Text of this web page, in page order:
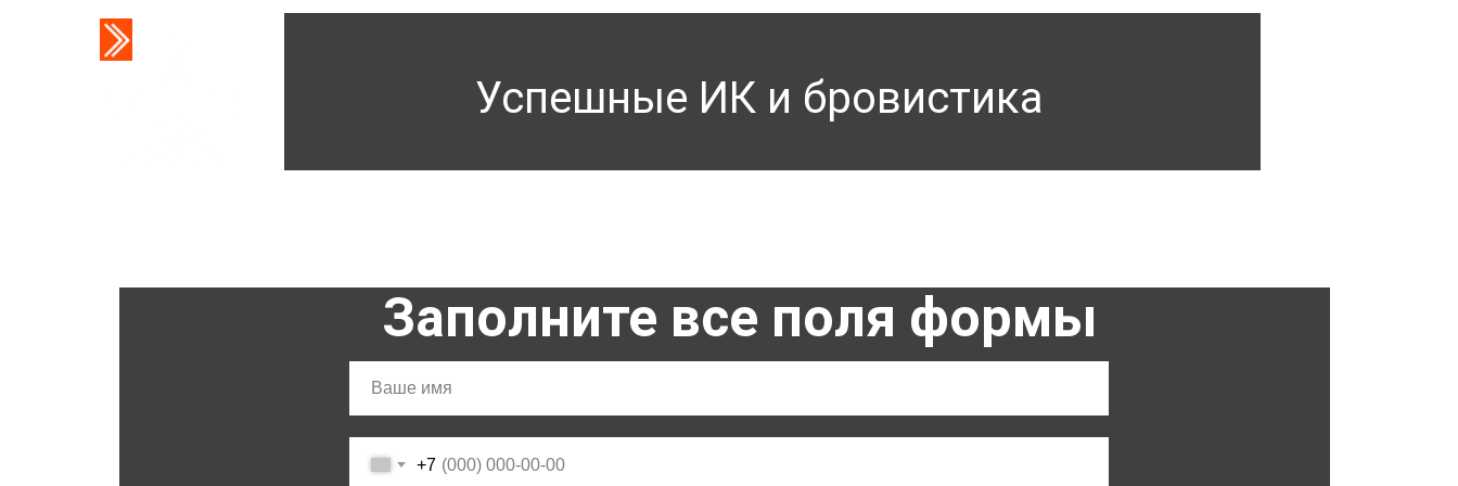
Успешные ИК и бровистика
+7
Заполните все поля формы